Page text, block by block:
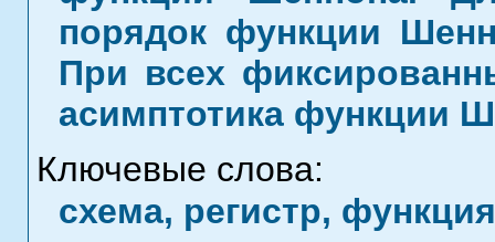
порядок функции
При всех
асимптотика функции
Ключевые слова:
схема, регистр,